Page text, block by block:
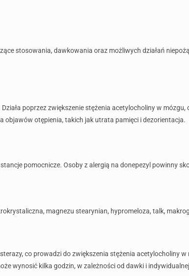
stosowania, dawkowania oraz możliwych działań
poprzez zwiększenie stężenia acetylocholiny w
objawów otępienia, takich jak utrata pamięci i dezorientacja.
pomocnicze. Osoby z alergią na donepezyl powinny
magnezu stearynian, hypromeloza, talk,
co prowadzi do zwiększenia stężenia acetylocholiny
wynosić kilka godzin, w zależności od dawki i